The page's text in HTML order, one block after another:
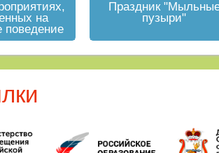
на
поведение
в
Праздник
пузыри"